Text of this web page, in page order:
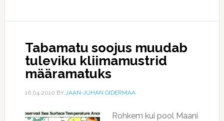
Tabamatu soojus muudab
tuleviku kliimamustrid
määramatuks
16.04.2010 BY JAAN-JUHAN OIDERMAA
Rohkem kui pool Maani